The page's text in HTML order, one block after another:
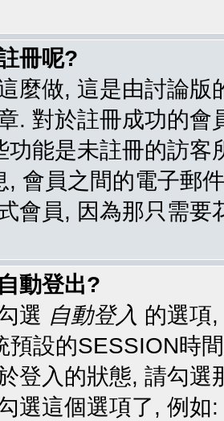
冊呢?
麼做, 這是由討論
. 對於註冊成功的
功能是未註冊的訪
, 會員之間的電子郵
會員, 因為那只需要
動登出?
選 自動登入 的選項
預設的SESSION時
登入的狀態, 請勾
選這個選項了, 例